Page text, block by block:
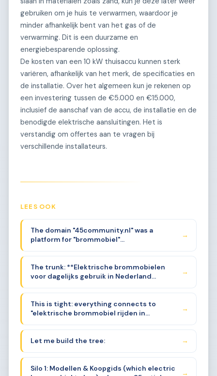
gebruiken om je huis te verwarmen, waardoor je
minder afhankelijk bent van het gas of de
verwarming. Dit is een duurzame en
energiebesparende oplossing.
De kosten van een 10 kW thuisaccu kunnen sterk
variëren, afhankelijk van het merk, de specificaties en
de installatie. Over het algemeen kun je rekenen op
een investering tussen de €5.000 en €15.000,
inclusief de aanschaf van de accu, de installatie en de
benodigde elektrische aansluitingen. Het is
verstandig om offertes aan te vragen bij
verschillende installateurs.
LEES OOK
The domain "45community.nl" was a
platform for "brommobiel"
the Netherlands. The "45" refers to the 45
km/h speed limit for these vehicles. I need
to find a sub-sub-niche that goes
→
The trunk: **Elektrische brommobielen
voor dagelijks gebruik in Nederland
combustion to electric microcars for the
45 km/h community, with a focus on
practical ownership, charging, range,
→
This is tight: everything connects to
"elektrische brommobiel rijden in
as a daily vehicle. All silos are facets of this
one thing.
→
Let me build the tree: →
Silo 1: Modellen & Koopgids (which electric
→